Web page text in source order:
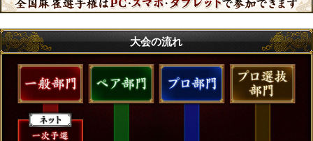
大会の流れ